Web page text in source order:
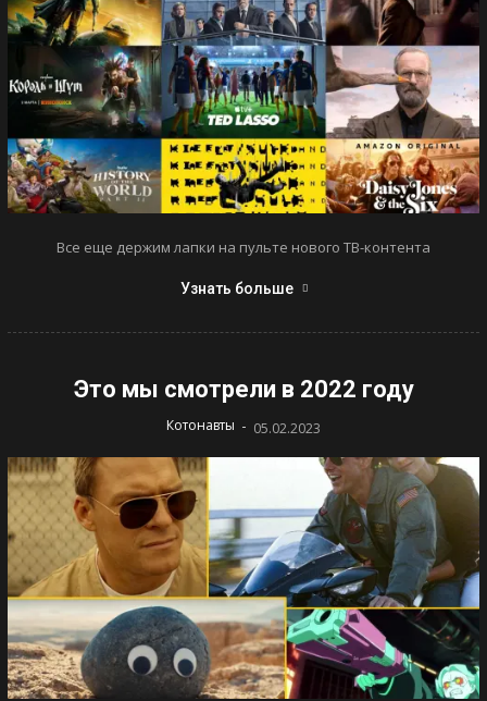
Все еще держим лапки на пульте нового ТВ-контента
Узнать больше
Это мы смотрели в 2022 году
Котонавты - 05.02.2023